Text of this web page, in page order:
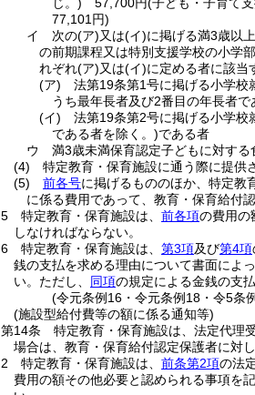
77,101円)
イ
次の(ア)又は(イ)に掲げる満3歳以
の前期課程又は特別支援学校の小学
れぞれ(ア)又は(イ)に定める者に該当
(ア)
法第19条第1号に掲げる小学
うち最年長者及び2番目の年長者で
(イ)
法第19条第2号に掲げる小学
である者を除く。)である者
ウ
満3歳未満保育認定子どもに対する
(4)
特定教育・保育施設に通う際に提供
(5)
前各号に掲げるもののほか、特定教
に係る費用であって、教育・保育給付
5
特定教育・保育施設は、 前各項の費用の
しなければならない。
6
特定教育・保育施設は、 第3項及び第4項
銭の支払を求める理由について書面によ
い。 ただし、 同項の規定による金銭の支
(令元条例16・令元条例18・令5条
(施設型給付費等の額に係る通知等)
第14条
特定教育・保育施設は、法定代理
場合は、教育・保育給付認定保護者に対
2
特定教育・保育施設は、 前条第2項の法
費用の額その他必要と認められる事項を